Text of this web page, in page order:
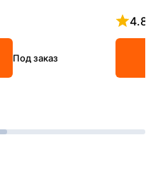
Под заказ
4.8